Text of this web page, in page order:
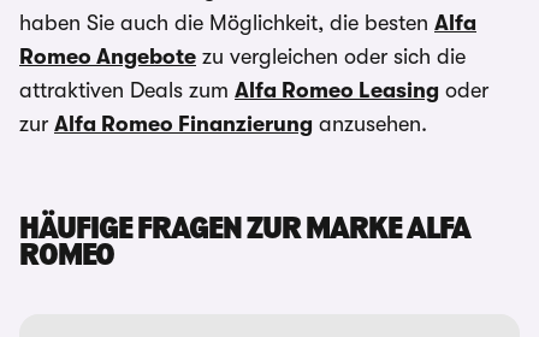
haben Sie auch die Möglichkeit, die besten Alfa
Romeo Angebote zu vergleichen oder sich die
attraktiven Deals zum Alfa Romeo Leasing oder
zur Alfa Romeo Finanzierung anzusehen.
HÄUFIGE FRAGEN ZUR MARKE ALFA
ROMEO